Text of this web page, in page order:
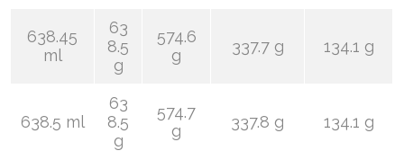
638.45
ml
63
8.5
g
574.6
g
337.7 g 134.1 g
638.5 ml
63
8.5
g
574.7
g
337.8 g 134.1 g